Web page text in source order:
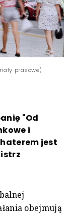
prasowe)
"Od
i
jest
obejmują